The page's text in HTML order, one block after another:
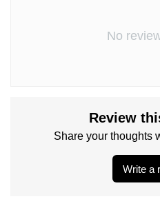
No
Review
Share your thoughts
Write a